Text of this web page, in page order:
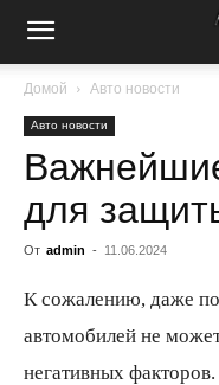
Crazy-
Daizy
сумашедшие
Домой Авто новости
Авто новости
для
От admin - 11.06.2024
К сожалению, даже
автомобилей не
негативных